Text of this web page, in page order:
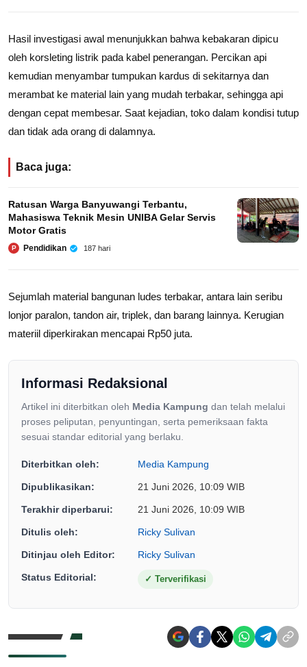
Hasil investigasi awal menunjukkan bahwa kebakaran dipicu
oleh korsleting listrik pada kabel penerangan. Percikan api
kemudian menyambar tumpukan kardus di sekitarnya dan
merambat ke material lain yang mudah terbakar, sehingga api
dengan cepat membesar. Saat kejadian, toko dalam kondisi tutup
dan tidak ada orang di dalamnya.
Baca juga:
Ratusan Warga Banyuwangi Terbantu,
Mahasiswa Teknik Mesin UNIBA Gelar Servis
Motor Gratis
P Pendidikan 187 hari
Sejumlah material bangunan ludes terbakar, antara lain seribu
lonjor paralon, tandon air, triplek, dan barang lainnya. Kerugian
materiil diperkirakan mencapai Rp50 juta.
Informasi Redaksional
Artikel ini diterbitkan oleh Media Kampung dan telah melalui
proses peliputan, penyuntingan, serta pemeriksaan fakta
sesuai standar editorial yang berlaku.
Diterbitkan oleh: Media Kampung
Dipublikasikan: 21 Juni 2026, 10:09 WIB
Terakhir diperbarui: 21 Juni 2026, 10:09 WIB
Ditulis oleh: Ricky Sulivan
Ditinjau oleh Editor: Ricky Sulivan
Status Editorial: ✓ Terverifikasi